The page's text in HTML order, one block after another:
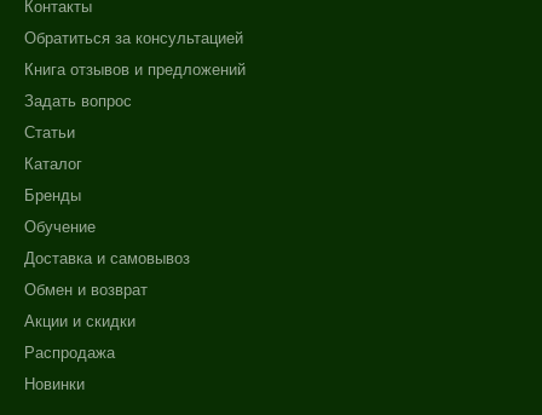
Контакты
Обратиться за консультацией
Книга отзывов и предложений
Задать вопрос
Статьи
Каталог
Бренды
Обучение
Доставка и самовывоз
Обмен и возврат
Акции и скидки
Распродажа
Новинки